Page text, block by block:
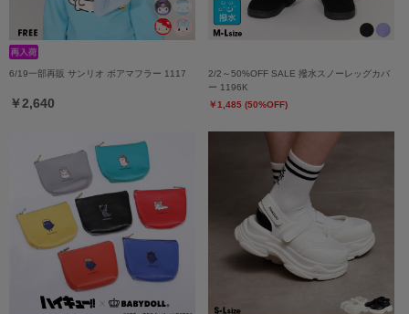
6/19一部再販 サンリオ ボアマフラー 1117
￥2,640
2/2～50%OFF SALE 撥水スノーレッグカバ
ー 1196K
￥1,485 (50%OFF)